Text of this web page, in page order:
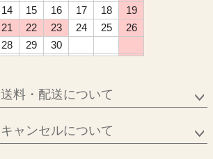
14 15 16 17 18
19
21 22 23 24 25
26
28 29
30
送料・配送について
キャンセルについて